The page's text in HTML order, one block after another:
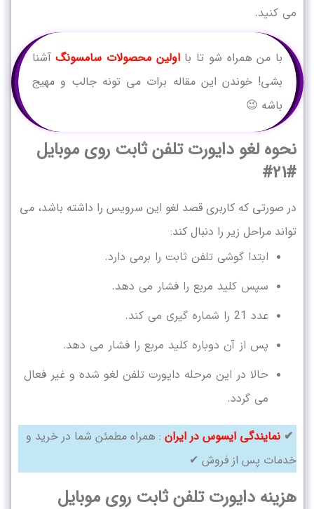
می کنید.
با من همراه شو تا بااولین محصولات سامسونگآشنا
بشی! خوندن این مقاله برات می تونه جالب و مهیج
باشه 😉
نحوه لغو دایورت تلفن ثابت روی موبایل
#21#
در صورتی که کاربری قصد لغو این سرویس را داشته باشد، می
تواند مراحل زیر را دنبال کند:
ابتدا گوشی تلفن ثابت را برمی دارد.
سپس کلید مربع را فشار می دهد.
عدد 21 را شماره گیری می کند.
پس از آن دوباره کلید مربع را فشار می دهد.
حالا در این مرحله دایورت تلفن لغو شده و غیر فعال
می گردد.
✔ نمایندگی ایسوس در ایران : همراه مطمئن شما در خرید و
خدمات پس از فروش ✔
هزینه دایورت تلفن ثابت روی موبایل